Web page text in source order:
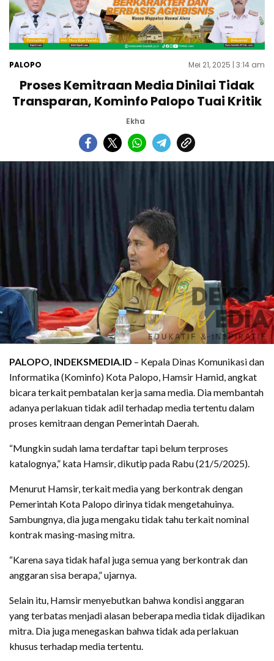
PALOPO Mei 21, 2025 | 3:14 am
Proses Kemitraan Media Dinilai Tidak
Transparan, Kominfo Palopo Tuai Kritik
Ekha
PALOPO, INDEKSMEDIA.ID – Kepala Dinas Komunikasi dan
Informatika (Kominfo) Kota Palopo, Hamsir Hamid, angkat
bicara terkait pembatalan kerja sama media. Dia membantah
adanya perlakuan tidak adil terhadap media tertentu dalam
proses kemitraan dengan Pemerintah Daerah.
“Mungkin sudah lama terdaftar tapi belum terproses
katalognya,” kata Hamsir, dikutip pada Rabu (21/5/2025).
Menurut Hamsir, terkait media yang berkontrak dengan
Pemerintah Kota Palopo dirinya tidak mengetahuinya.
Sambungnya, dia juga mengaku tidak tahu terkait nominal
kontrak masing-masing mitra.
“Karena saya tidak hafal juga semua yang berkontrak dan
anggaran sisa berapa,” ujarnya.
Selain itu, Hamsir menyebutkan bahwa kondisi anggaran
yang terbatas menjadi alasan beberapa media tidak dijadikan
mitra. Dia juga menegaskan bahwa tidak ada perlakuan
khusus terhadap media tertentu.